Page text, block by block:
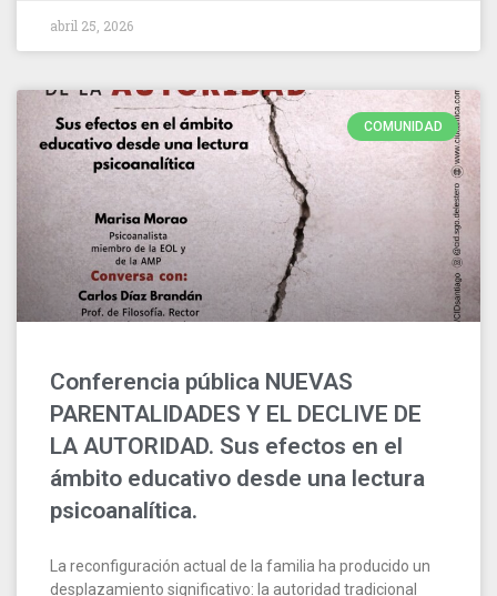
abril 25, 2026
COMUNIDAD
Conferencia pública NUEVAS
PARENTALIDADES Y EL DECLIVE DE
LA AUTORIDAD. Sus efectos en el
ámbito educativo desde una lectura
psicoanalítica.
La reconfiguración actual de la familia ha producido un
desplazamiento significativo: la autoridad tradicional